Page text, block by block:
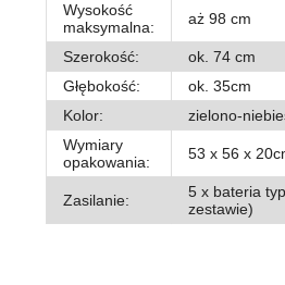
Wysokość
maksymalna:
aż 98 cm
Szerokość:
ok. 74 cm
Głębokość:
ok. 35cm
Kolor:
zielono-
Wymiary
opakowania:
53 x 56 x
Zasilanie:
5 x bateria
zestawie)